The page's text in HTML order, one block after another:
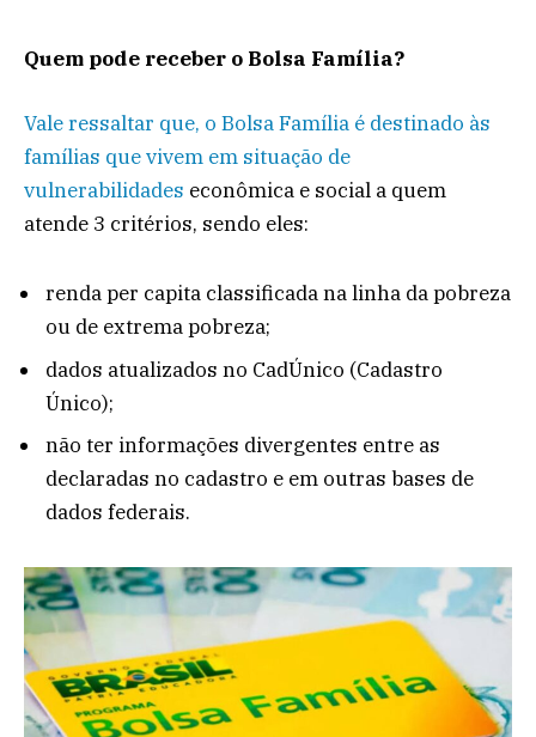
Quem pode receber o Bolsa Família?
Vale ressaltar que, o Bolsa Família é destinado às
famílias que vivem em situação de
vulnerabilidades econômica e social a quem
atende 3 critérios, sendo eles:
renda per capita classificada na linha da pobreza
ou de extrema pobreza;
dados atualizados no CadÚnico (Cadastro
Único);
não ter informações divergentes entre as
declaradas no cadastro e em outras bases de
dados federais.